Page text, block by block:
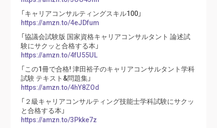
「キャリアコンサルティングスキル100」
https://amzn.to/4eJDfum
「協議会試験版 国家資格キャリアコンサルタント 論述試
験にサクッと合格する本」
https://amzn.to/4fU55UL
「この1冊で合格! 津田裕子のキャリアコンサルタント学科
試験 テキスト&問題集」
https://amzn.to/4hY8ZOd
「２級キャリアコンサルティング技能士学科試験にサクッ
と合格する本」
https://amzn.to/3Pkke7z